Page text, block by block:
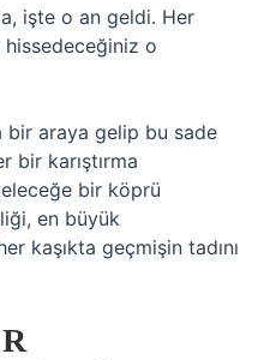
işte o an geldi. Her
hissedeceğiniz o
bir araya gelip bu sade
bir karıştırma
bir köprü
en büyük
kaşıkta geçmişin tadını